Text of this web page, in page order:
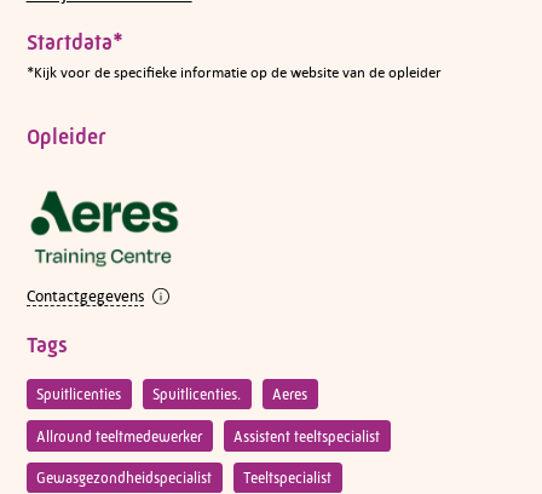
Startdata*
*Kijk voor de specifieke informatie op de website van de opleider
Opleider
Contactgegevens
Tags
Spuitlicenties Spuitlicenties. Aeres
Allround teeltmedewerker Assistent teeltspecialist
Gewasgezondheidspecialist Teeltspecialist